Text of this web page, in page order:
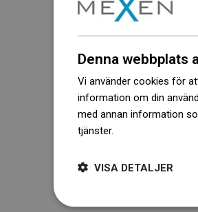
Denna webbplats
Vi använder cookies för
information om din
med annan information
tjänster.
VISA DETALJER